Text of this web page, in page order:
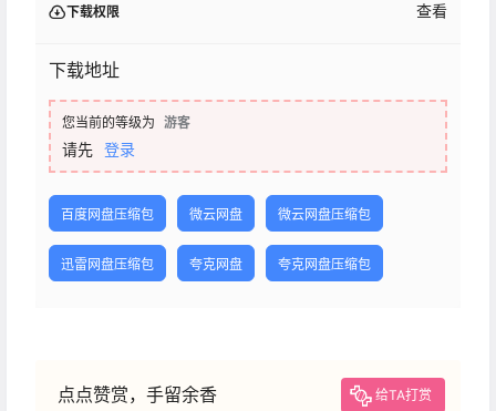
下载权限 查看
下载地址
您当前的等级为 游客
请先 登录
百度网盘压缩包 微云网盘 微云网盘压缩包
迅雷网盘压缩包 夸克网盘 夸克网盘压缩包
点点赞赏，手留余香 给TA打赏